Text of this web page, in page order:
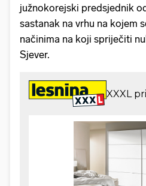
južnokorejski predsjednik
sastanak na vrhu na kojem
načinima na koji spriječiti
Sjever.